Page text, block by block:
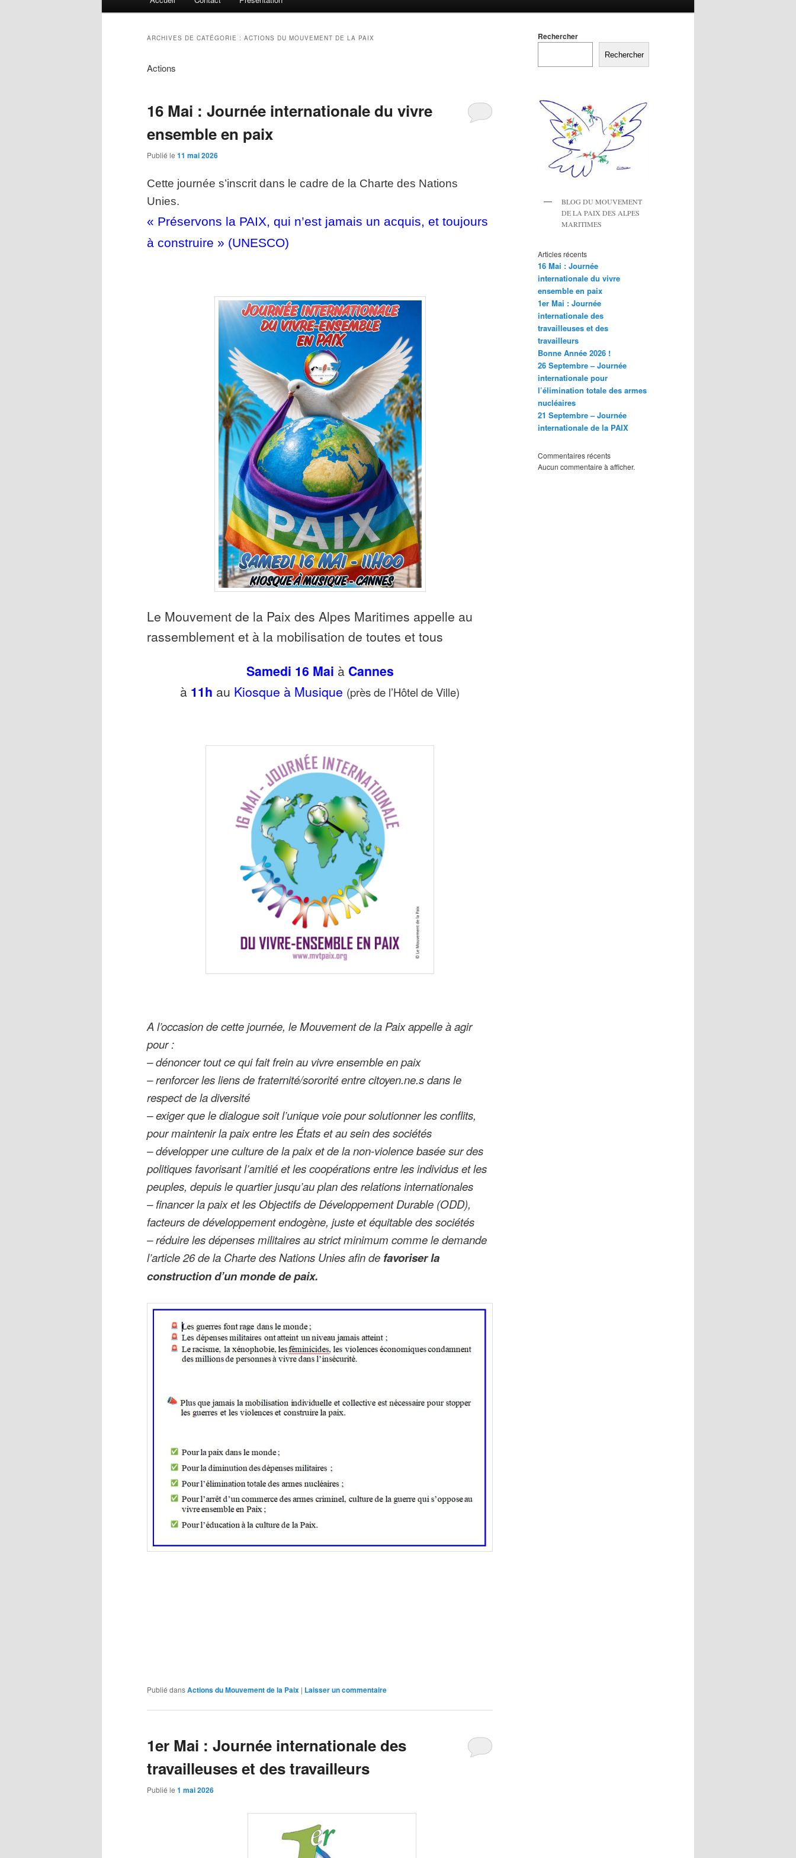
ARCHIVES DE CATÉGORIE : ACTIONS DU MOUVEMENT DE LA PAIX
Actions
16 Mai : Journée internationale du vivre
ensemble en paix
Publié le 11 mai 2026
Cette journée s’inscrit dans le cadre de la Charte des Nations
Unies.
« Préservons la PAIX, qui n’est jamais un acquis, et toujours
à construire » (UNESCO)
Le Mouvement de la Paix des Alpes Maritimes appelle au
rassemblement et à la mobilisation de toutes et tous
Samedi 16 Mai à Cannes
à 11h au Kiosque à Musique (près de l’Hôtel de Ville)
A l’occasion de cette journée, le Mouvement de la Paix appelle à agir
pour :
– dénoncer tout ce qui fait frein au vivre ensemble en paix
– renforcer les liens de fraternité/sororité entre citoyen.ne.s dans le
respect de la diversité
– exiger que le dialogue soit l’unique voie pour solutionner les conflits,
pour maintenir la paix entre les États et au sein des sociétés
– développer une culture de la paix et de la non-violence basée sur des
politiques favorisant l’amitié et les coopérations entre les individus et les
peuples, depuis le quartier jusqu’au plan des relations internationales
– financer la paix et les Objectifs de Développement Durable (ODD),
facteurs de développement endogène, juste et équitable des sociétés
– réduire les dépenses militaires au strict minimum comme le demande
l’article 26 de la Charte des Nations Unies afin de favoriser la
construction d’un monde de paix.
Publié dansActions du Mouvement de la Paix | Laisser un commentaire
1er Mai : Journée internationale des
travailleuses et des travailleurs
Publié le 1 mai 2026
Rechercher
Rechercher
BLOG DU MOUVEMENT
DE LA PAIX DES ALPES
MARITIMES
Articles récents
16 Mai : Journée
internationale du vivre
ensemble en paix
1er Mai : Journée
internationale des
travailleuses et des
travailleurs
Bonne Année 2026 !
26 Septembre – Journée
internationale pour
l’élimination totale des armes
nucléaires
21 Septembre – Journée
internationale de la PAIX
Commentaires récents
Aucun commentaire à afficher.